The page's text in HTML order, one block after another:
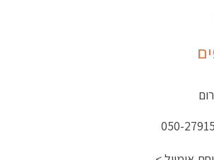
050-